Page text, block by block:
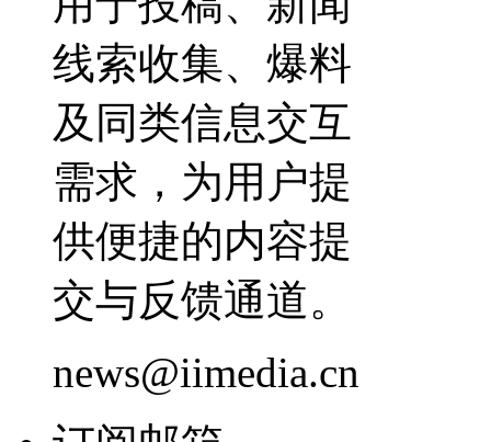
线索收集、爆料
及同类信息交互
需求，为用户提
供便捷的内容提
交与反馈通道。
news@iimedia.cn